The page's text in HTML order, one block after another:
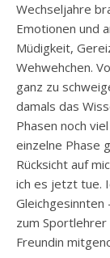
Wechseljahre
Emotionen und
Müdigkeit,
Wehwehchen.
ganz zu
damals das
Phasen noch
einzelne Phase
Rücksicht auf
ich es jetzt tue.
Gleichgesinnten
zum
Freundin